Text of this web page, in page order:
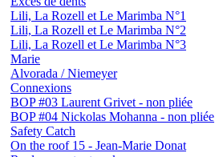
Lili, La Rozell et Le Marimba N°1
Lili, La Rozell et Le Marimba N°2
Lili, La Rozell et Le Marimba N°3
Marie
Alvorada / Niemeyer
Connexions
BOP #03 Laurent Grivet - non pliée
BOP #04 Nickolas Mohanna - non pliée
Safety Catch
On the roof 15 - Jean-Marie Donat